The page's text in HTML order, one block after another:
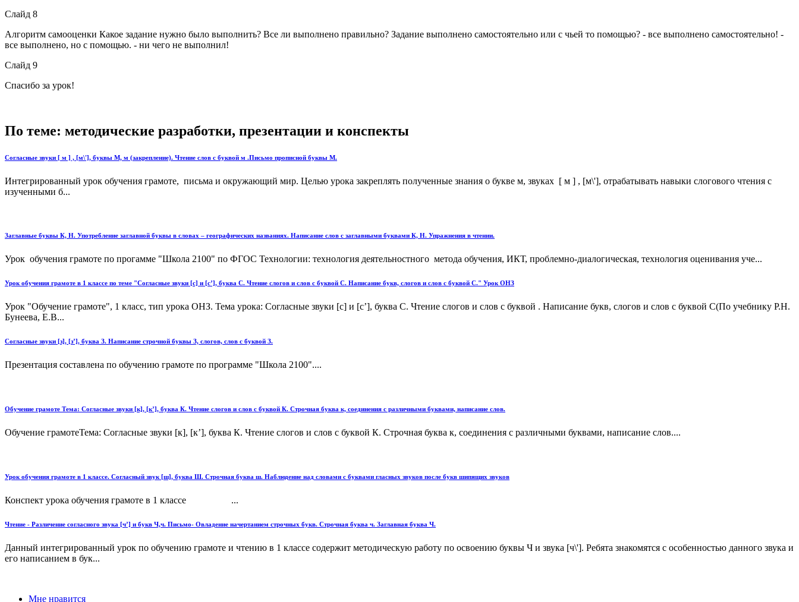
Слайд 8
Алгоритм самооценки Какое задание нужно было выполнить? Все ли выполнено правильно? Задание выполнено самостоятельно или с чьей то помощью? - все выполнено самостоятельно! -
все выполнено, но с помощью. - ни чего не выполнил!
Слайд 9
Спасибо за урок!
По теме: методические разработки, презентации и конспекты
Согласные звуки [ м ] , [м\'], буквы М, м (закрепление). Чтение слов с буквой м .Письмо прописной буквы М.
Интегрированный урок обучения грамоте, письма и окружающий мир. Целью урока закреплять полученные знания о букве м, звуках [ м ] , [м\'], отрабатывать навыки слогового чтения с
изученными б...
Заглавные буквы К, Н. Употребление заглавной буквы в словах – географических названиях. Написание слов с заглавными буквами К, Н. Упражнения в чтении.
Урок обучения грамоте по прогамме "Школа 2100" по ФГОС Технологии: технология деятельностного метода обучения, ИКТ, проблемно-диалогическая, технология оценивания уче...
Урок обучения грамоте в 1 классе по теме "Согласные звуки [с] и [с’], буква С. Чтение слогов и слов с буквой С. Написание букв, слогов и слов с буквой С." Урок ОНЗ
Урок "Обучение грамоте", 1 класс, тип урока ОНЗ. Тема урока: Согласные звуки [с] и [с’], буква С. Чтение слогов и слов с буквой . Написание букв, слогов и слов с буквой С(По учебнику Р.Н.
Бунеева, Е.В...
Согласные звуки [з], [з’], буква З. Написание строчной буквы З, слогов, слов с буквой З.
Презентация составлена по обучению грамоте по программе "Школа 2100"....
Обучение грамоте Тема: Согласные звуки [к], [к’], буква К. Чтение слогов и слов с буквой К. Строчная буква к, соединения с различными буквами, написание слов.
Обучение грамотеТема: Согласные звуки [к], [к’], буква К. Чтение слогов и слов с буквой К. Строчная буква к, соединения с различными буквами, написание слов....
Урок обучения грамоте в 1 классе. Согласный звук [ш], буква Ш. Строчная буква ш. Наблюдение над словами с буквами гласных звуков после букв шипящих звуков
Конспект урока обучения грамоте в 1 классе ...
Чтение - Различение согласного звука [ч’] и букв Ч,ч. Письмо- Овладение начертанием строчных букв. Строчная буква ч. Заглавная буква Ч.
Данный интегрированный урок по обучению грамоте и чтению в 1 классе содержит методическую работу по освоению буквы Ч и звука [ч\']. Ребята знакомятся с особенностью данного звука и
его написанием в бук...
Мне нравится